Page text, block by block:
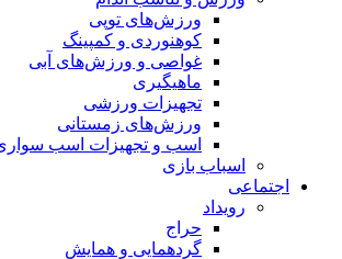
ورزش‌های توپی
کوهنوردی و کمپینگ
غواصی و ورزش‌های آبی
ماهیگیری
تجهیزات ورزشی
ورزش‌های زمستانی
اسب و تجهیزات اسب سواری
اسباب‌ بازی
اجتماعی
رویداد
حراج
گردهمایی و همایش